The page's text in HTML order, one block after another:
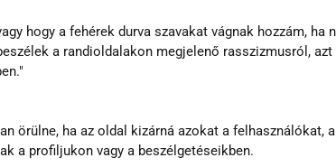
hogy a fehérek durva szavakat vágnak hozzám, ha
a randioldalakon megjelenő rasszizmusról, azt
örülne, ha az oldal kizárná azokat a felhasználókat,
a profiljukon vagy a beszélgetéseikben.